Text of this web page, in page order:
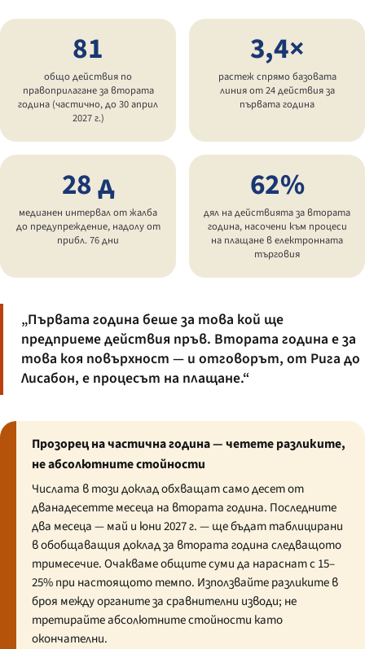
81
общо действия по
правоприлагане за втората
година (частично, до 30 април
2027 г.)
3,4×
растеж спрямо базовата
линия от 24 действия за
първата година
28 д
медианен интервал от жалба
до предупреждение, надолу от
прибл. 76 дни
62%
дял на действията за втората
година, насочени към процеси
на плащане в електронната
търговия
„Първата година беше за това кой ще
предприеме действия пръв. Втората година е за
това коя повърхност — и отговорът, от Рига до
Лисабон, е процесът на плащане.“
Прозорец на частична година — четете разликите,
не абсолютните стойности
Числата в този доклад обхващат само десет от
дванадесетте месеца на втората година. Последните
два месеца — май и юни 2027 г. — ще бъдат таблицирани
в обобщаващия доклад за втората година следващото
тримесечие. Очакваме общите суми да нараснат с 15–
25% при настоящото темпо. Използвайте разликите в
броя между органите за сравнителни изводи; не
третирайте абсолютните стойности като
окончателни.